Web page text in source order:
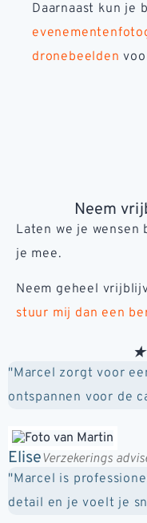
Daarnaast kun je
dronebeelden
Neem
Laten we je wensen
je mee.
Neem geheel
stuur mij dan een
★
"Marcel zorgt voor
ontspannen voor de
EliseVerzekerings
"Marcel is
detail en je voelt je